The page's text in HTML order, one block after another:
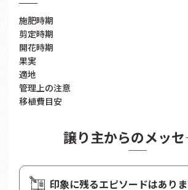
施肥時期
剪定時期
開花時期
果実
適地
管理上の注意
移植費目安
譲り主からのメッ
印象に残るエピソードはあり